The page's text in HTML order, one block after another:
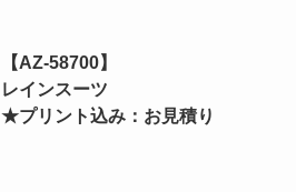
【AZ-58700】
レインスーツ
★プリント込み：お見積り